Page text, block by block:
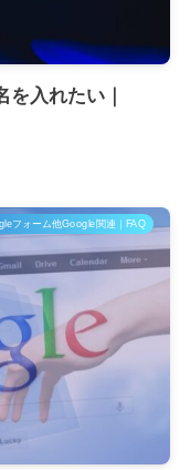
入れたい｜
フォーム他Google関連｜FAQ